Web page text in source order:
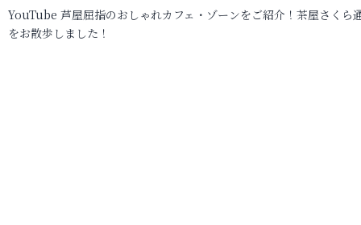
YouTube 芦屋屈指のおしゃれカフェ・ゾーンをご紹介！茶屋さくら
をお散歩しました！